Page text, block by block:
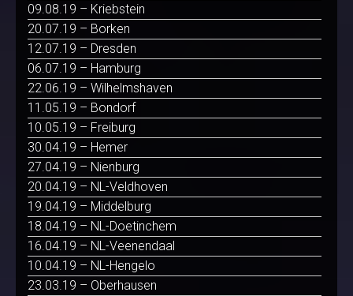
09.08.19 – Kriebstein
20.07.19 – Borken
12.07.19 – Dresden
06.07.19 – Hamburg
22.06.19 – Wilhelmshaven
11.05.19 – Bondorf
10.05.19 – Freiburg
30.04.19 – Hemer
27.04.19 – Nienburg
20.04.19 – NL-Veldhoven
19.04.19 – Middelburg
18.04.19 – NL-Doetinchem
16.04.19 – NL-Veenendaal
10.04.19 – NL-Hengelo
23.03.19 – Oberhausen